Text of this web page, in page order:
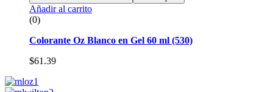
Añadir al carrito
(0)
Colorante Oz Blanco en Gel 60 ml (530)
$61.39